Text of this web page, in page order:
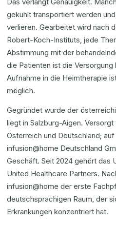
gekühlt transportiert werden
verlieren. Gearbeitet wird nach
Robert-Koch-Instituts, jede
Abstimmung mit der
die Patienten ist die
Aufnahme in die Heimtherapie
möglich.
Gegründet wurde der
liegt in Salzburg-Aigen.
Österreich und Deutschland;
infusion@home Deutschland
Geschäft. Seit 2024 gehört das
United Healthcare Partners.
infusion@home der erste
deutschsprachigen Raum, der
Erkrankungen konzentriert hat.